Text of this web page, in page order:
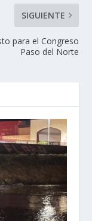
SIGUIENTE
para el Congreso
Paso del Norte